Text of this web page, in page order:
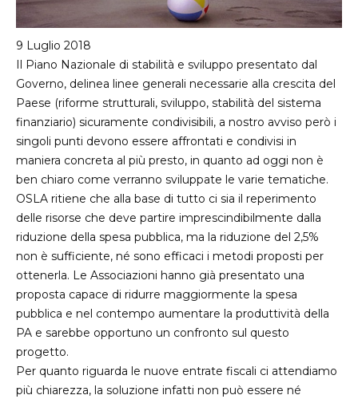
9 Luglio 2018
Il Piano Nazionale di stabilità e sviluppo presentato dal
Governo, delinea linee generali necessarie alla crescita del
Paese (riforme strutturali, sviluppo, stabilità del sistema
finanziario) sicuramente condivisibili, a nostro avviso però i
singoli punti devono essere affrontati e condivisi in
maniera concreta al più presto, in quanto ad oggi non è
ben chiaro come verranno sviluppate le varie tematiche.
OSLA ritiene che alla base di tutto ci sia il reperimento
delle risorse che deve partire imprescindibilmente dalla
riduzione della spesa pubblica, ma la riduzione del 2,5%
non è sufficiente, né sono efficaci i metodi proposti per
ottenerla. Le Associazioni hanno già presentato una
proposta capace di ridurre maggiormente la spesa
pubblica e nel contempo aumentare la produttività della
PA e sarebbe opportuno un confronto sul questo
progetto.
Per quanto riguarda le nuove entrate fiscali ci attendiamo
più chiarezza, la soluzione infatti non può essere né